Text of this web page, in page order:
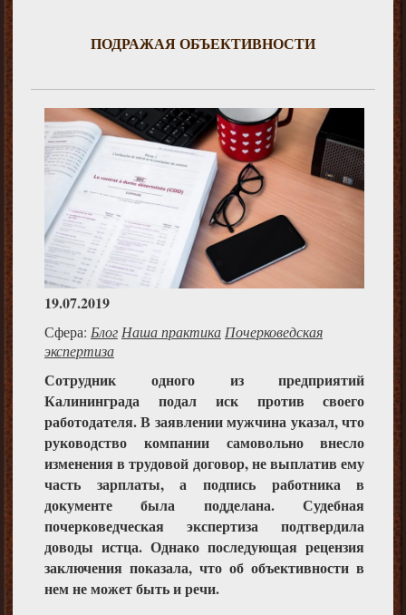
ПОДРАЖАЯ ОБЪЕКТИВНОСТИ
19.07.2019
Сфера: Блог Наша практика Почерковедская
экспертиза
Сотрудник одного из предприятий
Калининграда подал иск против своего
работодателя. В заявлении мужчина указал, что
руководство компании самовольно внесло
изменения в трудовой договор, не выплатив ему
часть зарплаты, а подпись работника в
документе была подделана. Судебная
почерковедческая экспертиза подтвердила
доводы истца. Однако последующая рецензия
заключения показала, что об объективности в
нем не может быть и речи.